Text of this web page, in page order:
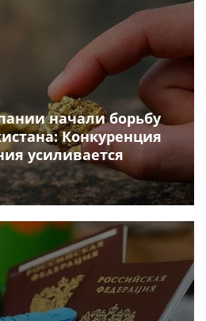
начали борьбу
Конкуренция
усиливается